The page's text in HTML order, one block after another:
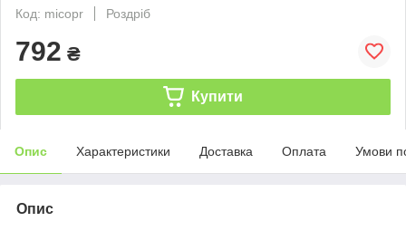
Код: micopr
Роздріб
792 ₴
Купити
Опис Характеристики Доставка Оплата Умови
Опис